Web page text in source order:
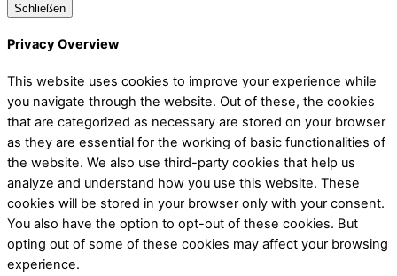
Schließen
Privacy Overview
This website uses cookies to improve your experience while
you navigate through the website. Out of these, the cookies
that are categorized as necessary are stored on your browser
as they are essential for the working of basic functionalities of
the website. We also use third-party cookies that help us
analyze and understand how you use this website. These
cookies will be stored in your browser only with your consent.
You also have the option to opt-out of these cookies. But
opting out of some of these cookies may affect your browsing
experience.